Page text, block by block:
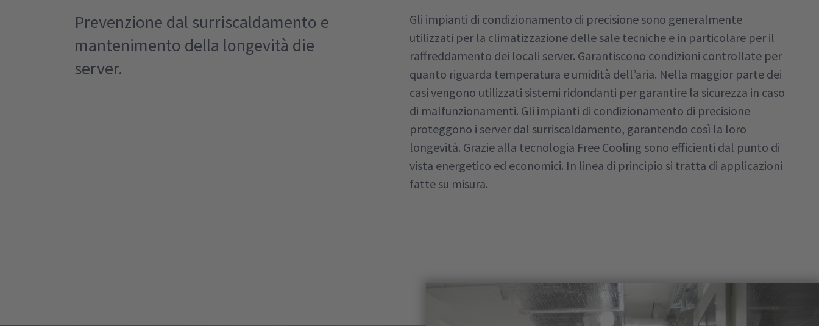
Prevenzione dal surriscaldamento e
mantenimento della longevità die
server.
Gli impianti di condizionamento di precisione sono generalmente
utilizzati per la climatizzazione delle sale tecniche e in particolare per il
raffreddamento dei locali server. Garantiscono condizioni controllate per
quanto riguarda temperatura e umidità dell’aria. Nella maggior parte dei
casi vengono utilizzati sistemi ridondanti per garantire la sicurezza in caso
di malfunzionamenti. Gli impianti di condizionamento di precisione
proteggono i server dal surriscaldamento, garantendo così la loro
longevità. Grazie alla tecnologia Free Cooling sono efficienti dal punto di
vista energetico ed economici. In linea di principio si tratta di applicazioni
fatte su misura.